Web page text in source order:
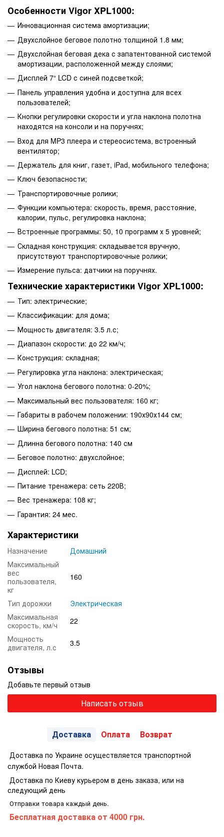
Особенности Vigor XPL1000:
Инновационная система амортизации;
Двухслойное беговое полотно толщиной 1.8 мм;
Двухслойная беговая дека с запатентованной системой
амортизации, расположенной между слоями;
Дисплей 7“ LCD с синей подсветкой;
Панель управления удобна и доступна для всех
пользователей;
Кнопки регулировки скорости и угла наклона полотна
находятся на консоли и на поручнях;
Вход для MP3 плеера и стереосистема, встроенный
вентилятор;
Держатель для книг, газет, iPad, мобильного телефона;
Ключ безопасности;
Транспортировочные ролики;
Функции компьютера: скорость, время, расстояние,
калории, пульс, регулировка наклона;
Встроенные программы: 50, 10 программ х 5 уровней;
Складная конструкция: складывается вручную,
присутствуют транспортировочные ролики;
Измерение пульса: датчики на поручнях.
Технические характеристики Vigor XPL1000:
Тип: электрические;
Классификации: для дома;
Мощность двигателя: 3.5 л.с;
Диапазон скорости: до 22 км/ч;
Конструкция: складная;
Регулировка угла наклона: электрическая;
Угол наклона бегового полотна: 0-20%;
Максимальный вес пользователя: 160 кг;
Габариты в рабочем положении: 190х90х144 см;
Ширина бегового полотна: 51 см;
Длинна бегового полотна: 140 см
Беговое полотно: двухслойное;
Дисплей: LCD;
Питание тренажера: сеть 220В;
Вес тренажера: 108 кг;
Гарантия: 24 мес.
Характеристики
Назначение
Домашний
Максимальный
вес
пользователя,
кг
160
Тип дорожки
Электрическая
Максимальная
скорость, км/ч
22
Мощность
двигателя, л.с
3.5
Отзывы
Добавьте первый отзыв
Написать отзыв
Доставка Оплата Возврат
Доставка по Украине осуществляется транспортной
службой Новая Почта.
Доставка по Киеву курьером в день заказа, или на
следующий день
Отправки товара каждый день.
Бесплатная доставка от 4000 грн.